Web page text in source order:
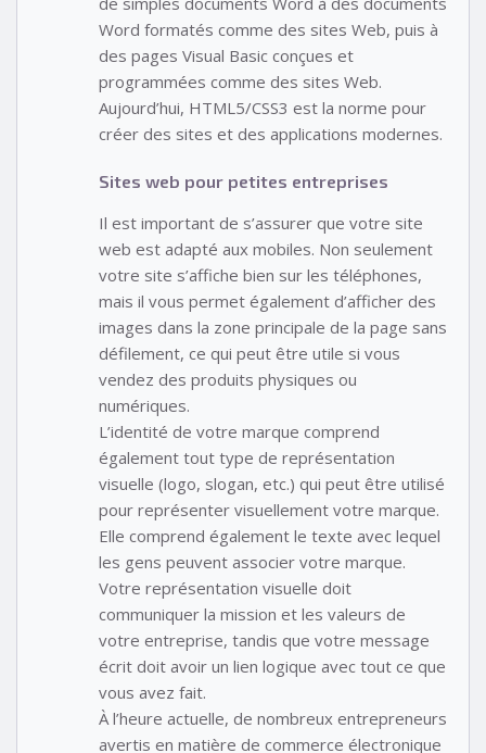
Word formatés comme des sites Web, puis à
des pages Visual Basic conçues et
programmées comme des sites Web.
Aujourd’hui, HTML5/CSS3 est la norme pour
créer des sites et des applications modernes.
Sites web pour petites entreprises
Il est important de s’assurer que votre site
web est adapté aux mobiles. Non seulement
votre site s’affiche bien sur les téléphones,
mais il vous permet également d’afficher des
images dans la zone principale de la page sans
défilement, ce qui peut être utile si vous
vendez des produits physiques ou
numériques.
L’identité de votre marque comprend
également tout type de représentation
visuelle (logo, slogan, etc.) qui peut être utilisé
pour représenter visuellement votre marque.
Elle comprend également le texte avec lequel
les gens peuvent associer votre marque.
Votre représentation visuelle doit
communiquer la mission et les valeurs de
votre entreprise, tandis que votre message
écrit doit avoir un lien logique avec tout ce que
vous avez fait.
À l’heure actuelle, de nombreux entrepreneurs
avertis en matière de commerce électronique